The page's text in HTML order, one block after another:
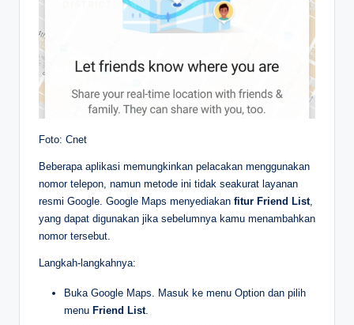
Foto: Cnet
Beberapa aplikasi memungkinkan pelacakan menggunakan
nomor telepon, namun metode ini tidak seakurat layanan
resmi Google. Google Maps menyediakan fitur Friend List,
yang dapat digunakan jika sebelumnya kamu menambahkan
nomor tersebut.
Langkah-langkahnya:
Buka Google Maps. Masuk ke menu Option dan pilih
menu Friend List.